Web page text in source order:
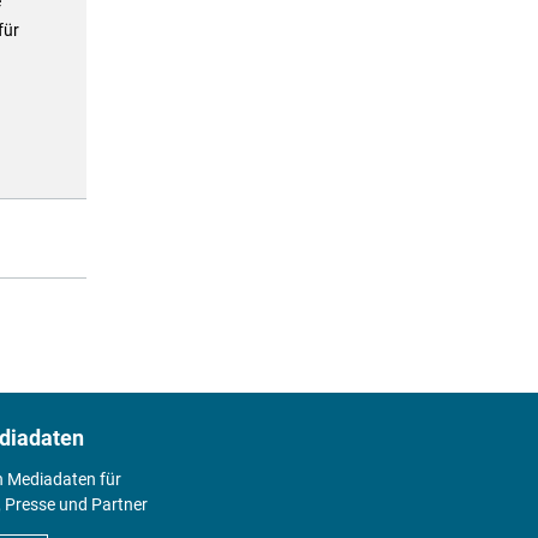
Mediadaten für
Presse und Partner